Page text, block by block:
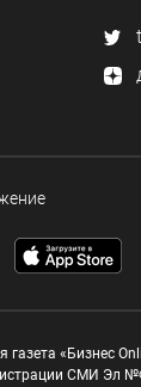
газета «Бизнес
СМИ Эл